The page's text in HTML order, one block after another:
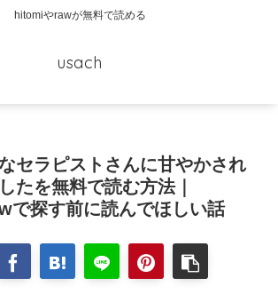
hitomiやrawが無料で読める
usach
セラピストさんに甘やかされ
たを無料で読む方法｜
で探す前に読んでほしい話